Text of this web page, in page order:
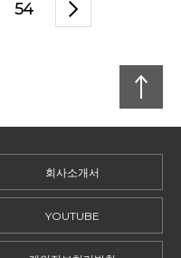
54
회사소개서
YOUTUBE